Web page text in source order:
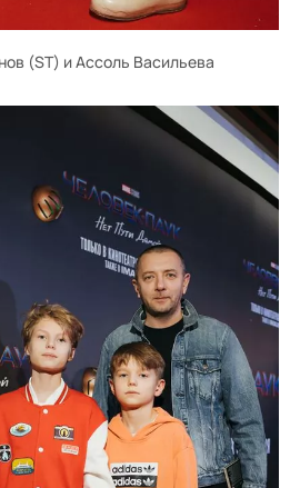
(ST) и Ассоль Васильева